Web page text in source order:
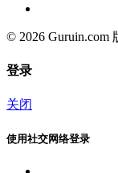
© 2026 Guruin.com
登录
关闭
使用社交网络登录